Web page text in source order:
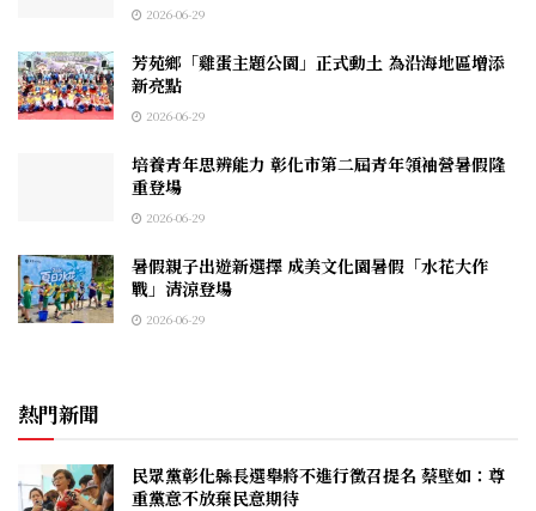
2026-06-29
芳苑鄉「雞蛋主題公園」正式動土 為沿海地區增添
新亮點
2026-06-29
培養青年思辨能力 彰化市第二屆青年領袖營暑假隆
重登場
2026-06-29
暑假親子出遊新選擇 成美文化園暑假「水花大作
戰」清涼登場
2026-06-29
熱門新聞
民眾黨彰化縣長選舉將不進行徵召提名 蔡壁如：尊
重黨意不放棄民意期待